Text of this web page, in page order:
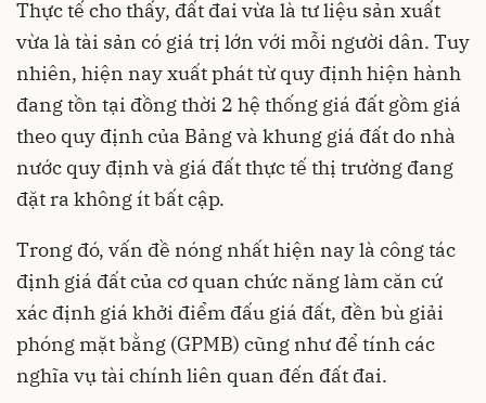
Thực tế cho thấy, đất đai vừa là tư liệu sản xuất
vừa là tài sản có giá trị lớn với mỗi người dân. Tuy
nhiên, hiện nay xuất phát từ quy định hiện hành
đang tồn tại đồng thời 2 hệ thống giá đất gồm giá
theo quy định của Bảng và khung giá đất do nhà
nước quy định và giá đất thực tế thị trường đang
đặt ra không ít bất cập.
Trong đó, vấn đề nóng nhất hiện nay là công tác
định giá đất của cơ quan chức năng làm căn cứ
xác định giá khởi điểm đấu giá đất, đền bù giải
phóng mặt bằng (GPMB) cũng như để tính các
nghĩa vụ tài chính liên quan đến đất đai.